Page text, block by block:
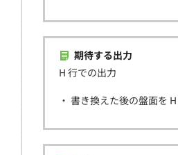
期待する出力
H 行での出力
・ 書き換えた後の盤面を